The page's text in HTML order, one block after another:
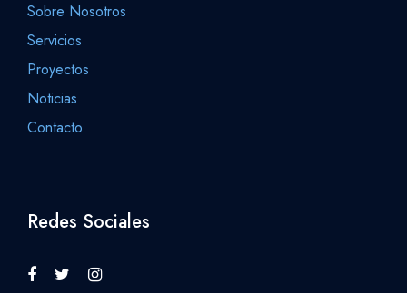
Sobre Nosotros
Servicios
Proyectos
Noticias
Contacto
Redes Sociales